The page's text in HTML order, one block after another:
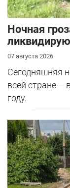
Ночная
07 августа 2026
Сегодняшняя
всей стране –
году.